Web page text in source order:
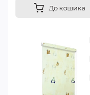
До кошика